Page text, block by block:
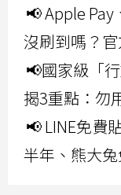
📢 Apple
沒刷到嗎？
📢國家級「
揭3重點：勿
📢 LINE免費
半年、熊大